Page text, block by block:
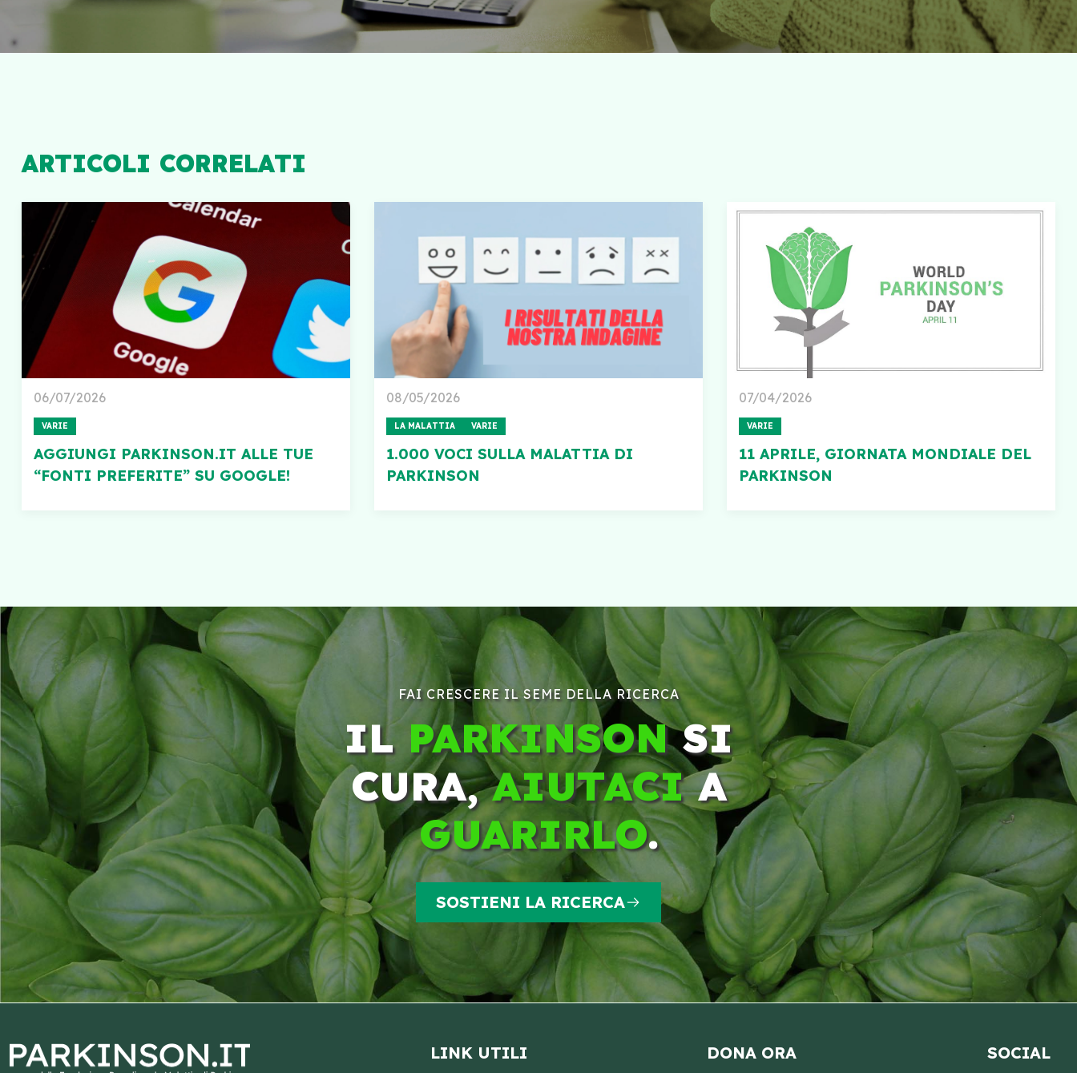
ARTICOLI CORRELATI
06/07/2026
VARIE
AGGIUNGI PARKINSON.IT ALLE TUE
“FONTI PREFERITE” SU GOOGLE!
08/05/2026
LA MALATTIA VARIE
1.000 VOCI SULLA MALATTIA DI
PARKINSON
07/04/2026
VARIE
11 APRILE, GIORNATA MONDIALE DEL
PARKINSON
FAI CRESCERE IL SEME DELLA RICERCA
ILPARKINSONSI
CURA,AIUTACIA
GUARIRLO.
SOSTIENI LA RICERCA
LINK UTILI DONA ORA SOCIAL